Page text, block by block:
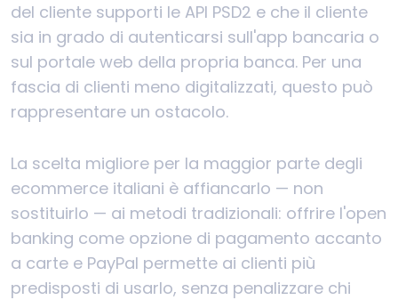
del cliente supporti le API PSD2 e che il cliente
sia in grado di autenticarsi sull'app bancaria o
sul portale web della propria banca. Per una
fascia di clienti meno digitalizzati, questo può
rappresentare un ostacolo.
La scelta migliore per la maggior parte degli
ecommerce italiani è affiancarlo — non
sostituirlo — ai metodi tradizionali: offrire l'open
banking come opzione di pagamento accanto
a carte e PayPal permette ai clienti più
predisposti di usarlo, senza penalizzare chi